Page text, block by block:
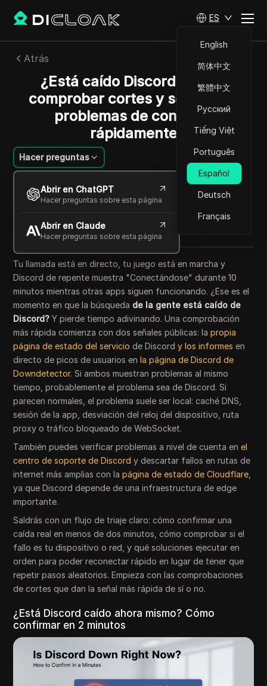
ES
English
简体中文
繁體中文
Русский
Tiếng Việt
Português
Español
Deutsch
Français
Atrás
¿Está caído Discord? Cómo
comprobar cortes y solucionar
problemas de conexión
rápidamente
Hacer preguntas
Abrir en ChatGPT
Hacer preguntas sobre esta página
Abrir en Claude
Hacer preguntas sobre esta página
William Davis
12 may 2026 7 minuto de lectura
Copy Link
Tu llamada está en directo, tu juego está en marcha y
Discord de repente muestra "Conectándose" durante 10
minutos mientras otras apps siguen funcionando. ¿Ese es el
momento en que la búsqueda de la gente está caído de
Discord? Y pierde tiempo adivinando. Una comprobación
más rápida comienza con dos señales públicas: lapropia
página de estado del servicio de Discordy los informes en
directo de picos de usuarios enla página de Discord de
Downdetector. Si ambos muestran problemas al mismo
tiempo, probablemente el problema sea de Discord. Si
parecen normales, el problema suele ser local: caché DNS,
sesión de la app, desviación del reloj del dispositivo, ruta
proxy o tráfico bloqueado de WebSocket.
También puedes verificar problemas a nivel de cuenta enel
centro de soporte de Discord y descartar fallos en rutas de
internet más amplias con lapágina de estado de Cloudflare
ya que Discord depende de una infraestructura de edge
importante.
Saldrás con un flujo de triaje claro: cómo confirmar una
caída real en menos de dos minutos, cómo comprobar si el
fallo es tu dispositivo o red, y qué soluciones ejecutar en
orden para poder reconectar rápido en lugar de tener que
repetir pasos aleatorios. Empieza con las comprobaciones
de cortes que dan la señal más rápida de sí o no.
¿Está Discord caído ahora mismo? Cómo
confirmar en 2 minutos